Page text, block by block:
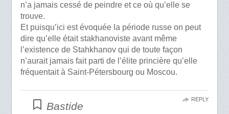
n’a jamais cessé de peindre et ce où qu’elle se
trouve.
Et puisqu’ici est évoquée la période russe on peut
dire qu’elle était stakhanoviste avant même
l’existence de Stahkhanov qui de toute façon
n’aurait jamais fait parti de l’élite princière qu’elle
fréquentait à Saint-Pétersbourg ou Moscou.
Bastide
REPLY